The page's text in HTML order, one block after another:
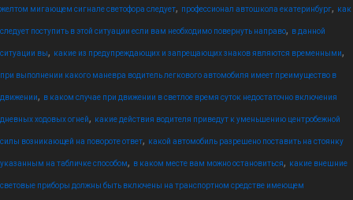
желтом мигающем сигнале светофора следует, профессионал автошкола екатеринбург, как
следует поступить в этой ситуации если вам необходимо повернуть направо, в данной
ситуации вы, какие из предупреждающих и запрещающих знаков являются временными,
при выполнении какого маневра водитель легкового автомобиля имеет преимущество в
движении, в каком случае при движении в светлое время суток недостаточно включения
дневных ходовых огней, какие действия водителя приведут к уменьшению центробежной
силы возникающей на повороте ответ, какой автомобиль разрешено поставить на стоянку
указанным на табличке способом, в каком месте вам можно остановиться, какие внешние
световые приборы должны быть включены на транспортном средстве имеющем